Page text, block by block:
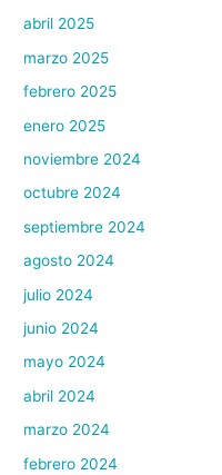
abril 2025
marzo 2025
febrero 2025
enero 2025
noviembre 2024
octubre 2024
septiembre 2024
agosto 2024
julio 2024
junio 2024
mayo 2024
abril 2024
marzo 2024
febrero 2024